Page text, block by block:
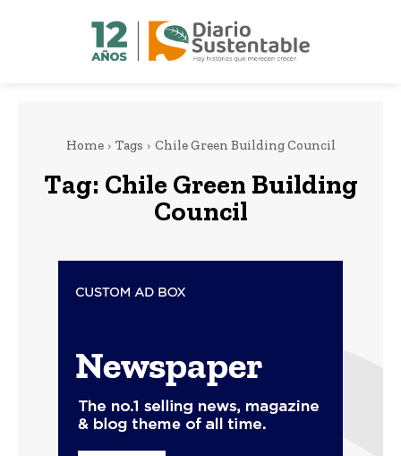
Home Tags Chile Green Building Council
Tag: Chile Green Building
Council